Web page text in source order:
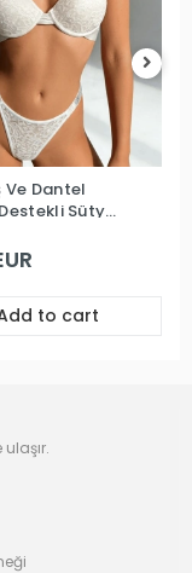
Ve Dantel
Sütyen
to cart